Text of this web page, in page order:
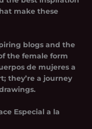
make these
blogs and the
the female form
de mujeres a
they’re a journey
Especial a la